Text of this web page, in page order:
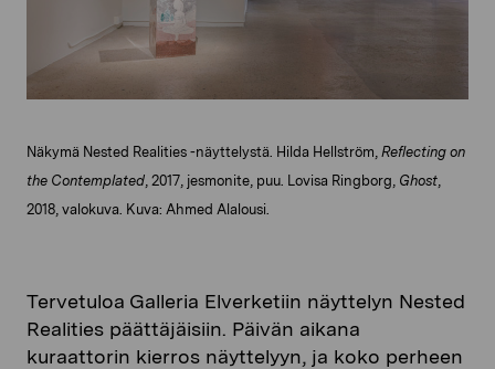
Näkymä Nested Realities -näyttelystä. Hilda Hellström, Reflecting on
the Contemplated , 2017, jesmonite, puu. Lovisa Ringborg, Ghost
2018, valokuva. Kuva: Ahmed Alalousi.
Tervetuloa Galleria Elverketiin näyttelyn Nested
Realities päättäjäisiin. Päivän aikana
kuraattorin kierros näyttelyyn, ja koko perheen